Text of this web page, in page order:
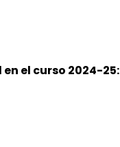
el curso 2024-25: